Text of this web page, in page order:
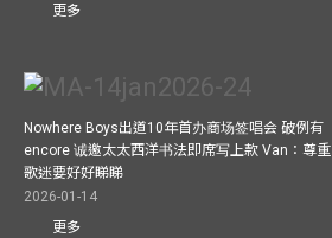
更多
Nowhere Boys出道10年首办商场签唱会 破例有
encore 诚邀太太西洋书法即席写上款 Van：尊重
歌迷要好好睇睇
2026-01-14
更多